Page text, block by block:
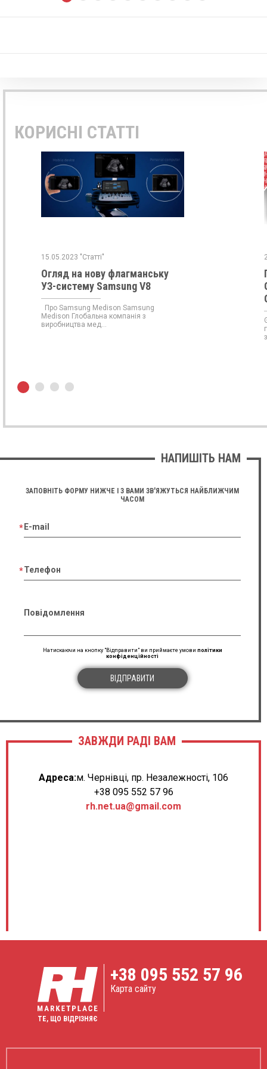
КОРИСНІ СТАТТІ
15.05.2023 "Статті"
Огляд на нову флагманську
УЗ-систему Samsung V8
Про Samsung Medison Samsung
Medison Глобальна компанія з
виробництва мед...
НАПИШІТЬ НАМ
ЗАПОВНІТЬ ФОРМУ НИЖЧЕ І З ВАМИ ЗВ'ЯЖУТЬСЯ НАЙБЛИЖЧИМ
ЧАСОМ
E-mail
Телефон
Повідомлення
Натискаючи на кнопку "Відправити" ви приймаєте умови політики
конфіденційності
ВІДПРАВИТИ
ЗАВЖДИ РАДІ ВАМ
Адреса:м. Чернівці, пр. Незалежності, 106
+38 095 552 57 96
rh.net.ua@gmail.com
ТЕ, ЩО ВІДРІЗНЯЄ
+38 095 552 57 96
Карта сайту